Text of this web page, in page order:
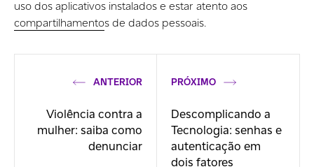
uso dos aplicativos instalados e estar atento aos
compartilhamentos de dados pessoais.
ANTERIOR
Violência contra a
mulher: saiba como
denunciar
PRÓXIMO
Descomplicando a
Tecnologia: senhas e
autenticação em
dois fatores